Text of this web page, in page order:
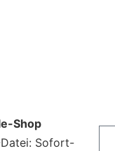
Shop
Datei: Sofort-